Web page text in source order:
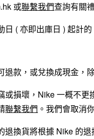
或聯繫我們查詢有關
日 ( 亦即出庫日 ) 起計
退款，或兌換成現金，
或損壞，Nike 一概不
聯繫我們 。我們會取消
退換貨將根據 Nike 的